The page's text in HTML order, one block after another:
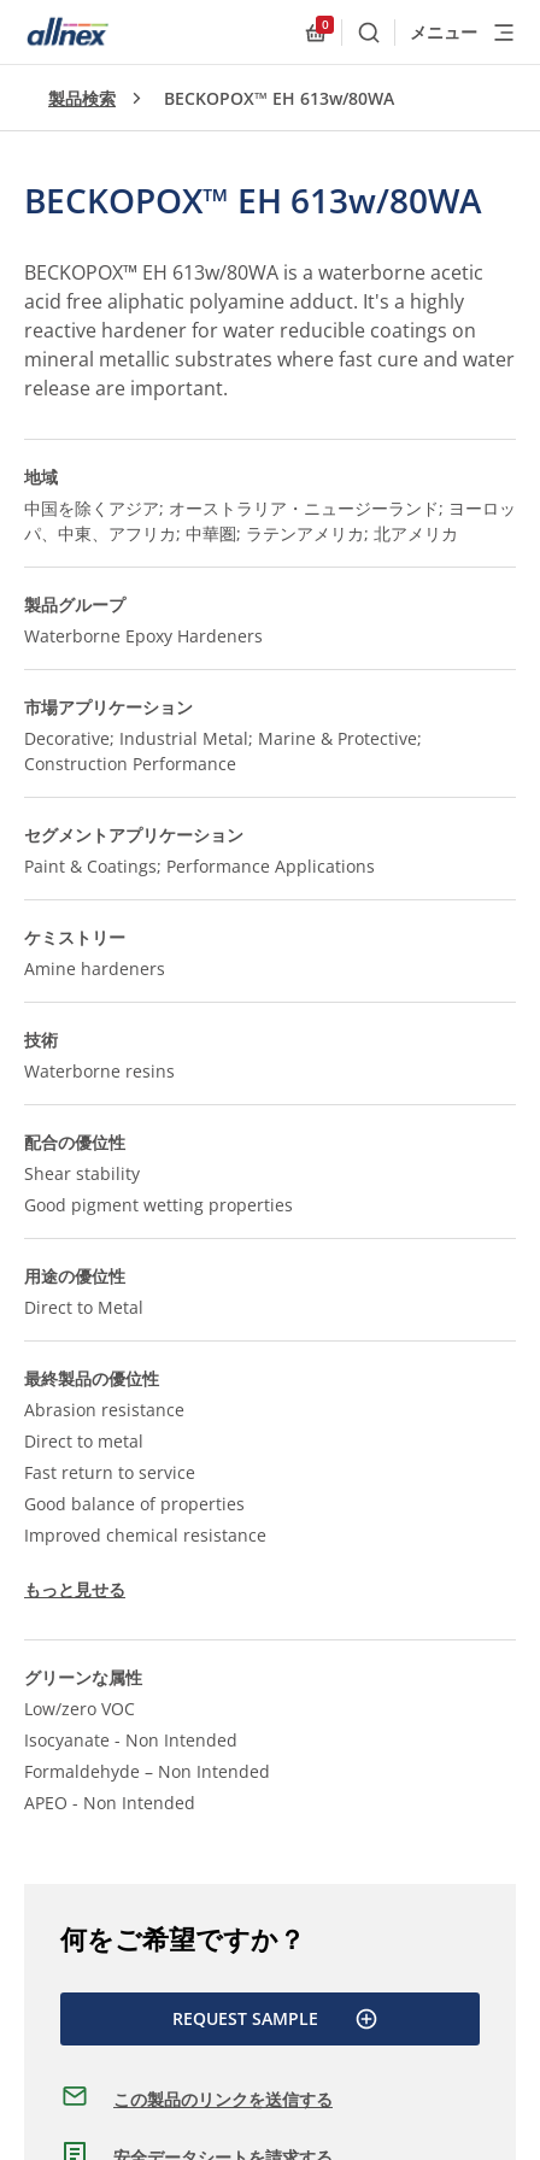
0
検索 メニュー
製品検索 BECKOPOX™ EH 613w/80WA
BECKOPOX™ EH 613w/80WA
BECKOPOX™ EH 613w/80WA is a waterborne acetic
acid free aliphatic polyamine adduct. It's a highly
reactive hardener for water reducible coatings on
mineral metallic substrates where fast cure and water
release are important.
地域
中国を除くアジア; オーストラリア・ニュージーランド; ヨーロッ
パ、中東、アフリカ; 中華圏; ラテンアメリカ; 北アメリカ
製品グループ
Waterborne Epoxy Hardeners
市場アプリケーション
Decorative; Industrial Metal; Marine & Protective;
Construction Performance
セグメントアプリケーション
Paint & Coatings; Performance Applications
ケミストリー
Amine hardeners
技術
Waterborne resins
配合の優位性
Shear stability
Good pigment wetting properties
用途の優位性
Direct to Metal
最終製品の優位性
Abrasion resistance
Direct to metal
Fast return to service
Good balance of properties
Improved chemical resistance
もっと見せる
グリーンな属性
Low/zero VOC
Isocyanate - Non Intended
Formaldehyde – Non Intended
APEO - Non Intended
何をご希望ですか？
REQUEST SAMPLE
この製品のリンクを送信する